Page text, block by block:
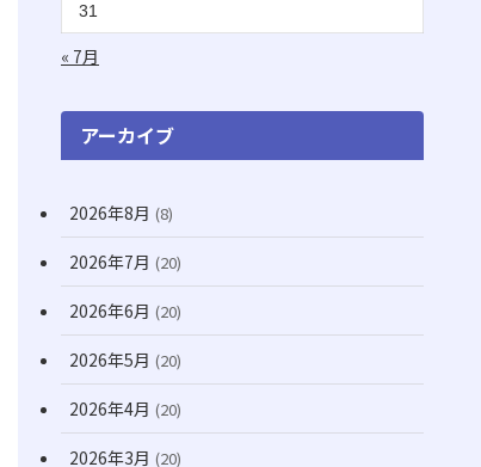
(11)
(20)
31
« 7月
アーカイブ
2026年8月 (8)
2026年7月 (20)
2026年6月 (20)
2026年5月 (20)
2026年4月 (20)
2026年3月 (20)